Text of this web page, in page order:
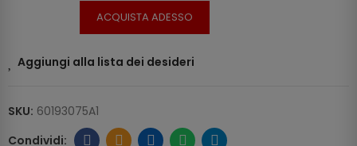
ACQUISTA ADESSO
Aggiungi alla lista dei desideri
SKU: 60193075A1